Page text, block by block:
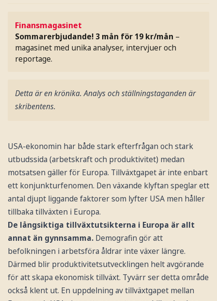
Finansmagasinet
Sommarerbjudande! 3 mån för 19 kr/mån –
magasinet med unika analyser, intervjuer och
reportage.
Detta är en krönika. Analys och ställningstaganden är
skribentens.
USA-ekonomin har både stark efterfrågan och stark
utbudssida (arbetskraft och produktivitet) medan
motsatsen gäller för Europa. Tillväxtgapet är inte enbart
ett konjunkturfenomen. Den växande klyftan speglar ett
antal djupt liggande faktorer som lyfter USA men håller
tillbaka tillväxten i Europa.
De långsiktiga tillväxtutsikterna i Europa är allt
annat än gynnsamma.Demografin gör att
befolkningen i arbetsföra åldrar inte växer längre.
Därmed blir produktivitetsutvecklingen helt avgörande
för att skapa ekonomisk tillväxt. Tyvärr ser detta område
också klent ut. En uppdelning av tillväxtgapet mellan